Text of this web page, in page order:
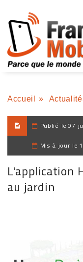
Accueil »
Publié le 07
Mis à jour le
L'application
au jardin